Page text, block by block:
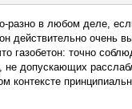
разно в любом деле,
действительно очень
газобетон: точно
не допускающих
контексте